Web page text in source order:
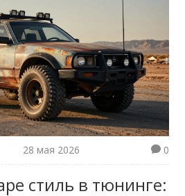
28 мая 2026 0
стиль в тюнинге: